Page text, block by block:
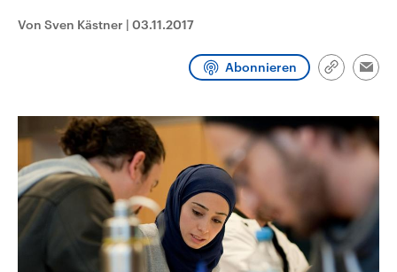
und Hintergründe zu den Parteien
und Kandidaten der anstehenden
Sendungen Programm
Von Sven Kästner | 03.11.2017
Abonnieren
Link